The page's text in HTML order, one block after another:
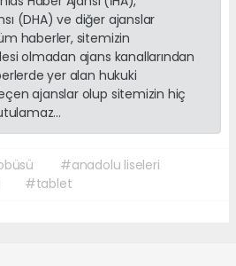
(DHA) ve diğer ajanslar
haberler, sitemizin
olmadan ajans kanallarından
yer alan hukuki
ajanslar olup sitemizin hiç
#anadolu liseleri
#tablet